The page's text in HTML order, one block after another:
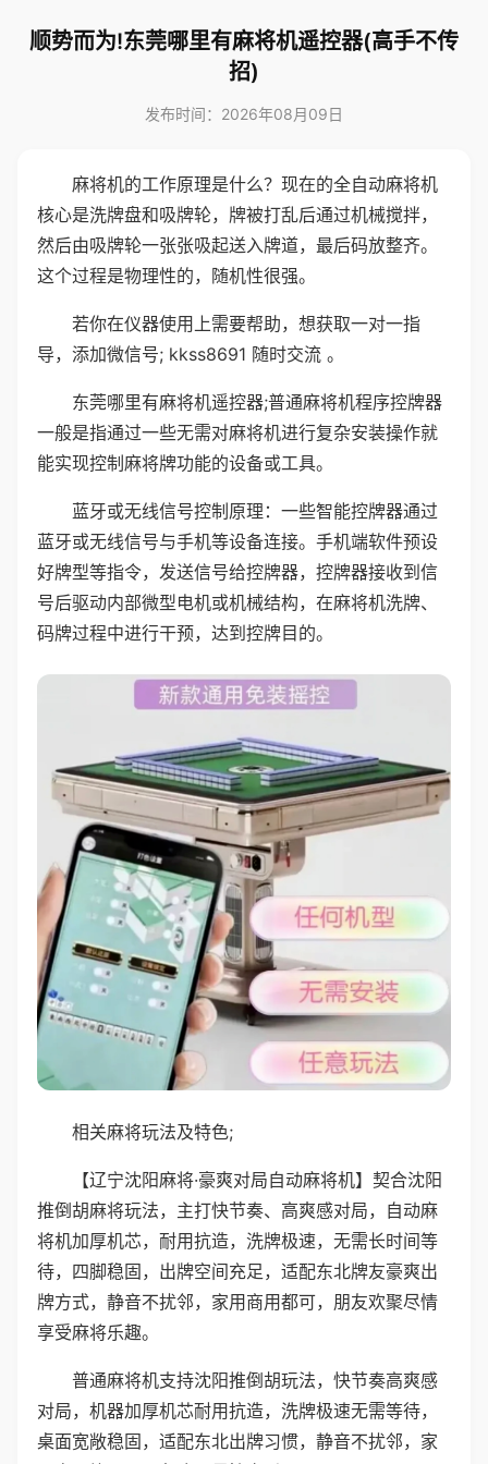
顺势而为!东莞哪里有麻将机遥控器(高手不传
招)
发布时间：2026年08月09日
麻将机的工作原理是什么？现在的全自动麻将机
核心是洗牌盘和吸牌轮，牌被打乱后通过机械搅拌，
然后由吸牌轮一张张吸起送入牌道，最后码放整齐。
这个过程是物理性的，随机性很强。
若你在仪器使用上需要帮助，想获取一对一指
导，添加微信号; kkss8691 随时交流 。
东莞哪里有麻将机遥控器;普通麻将机程序控牌器
一般是指通过一些无需对麻将机进行复杂安装操作就
能实现控制麻将牌功能的设备或工具。
蓝牙或无线信号控制原理：一些智能控牌器通过
蓝牙或无线信号与手机等设备连接。手机端软件预设
好牌型等指令，发送信号给控牌器，控牌器接收到信
号后驱动内部微型电机或机械结构，在麻将机洗牌、
码牌过程中进行干预，达到控牌目的。
相关麻将玩法及特色;
【辽宁沈阳麻将·豪爽对局自动麻将机】契合沈阳
推倒胡麻将玩法，主打快节奏、高爽感对局，自动麻
将机加厚机芯，耐用抗造，洗牌极速，无需长时间等
待，四脚稳固，出牌空间充足，适配东北牌友豪爽出
牌方式，静音不扰邻，家用商用都可，朋友欢聚尽情
享受麻将乐趣。
普通麻将机支持沈阳推倒胡玩法，快节奏高爽感
对局，机器加厚机芯耐用抗造，洗牌极速无需等待，
桌面宽敞稳固，适配东北出牌习惯，静音不扰邻，家